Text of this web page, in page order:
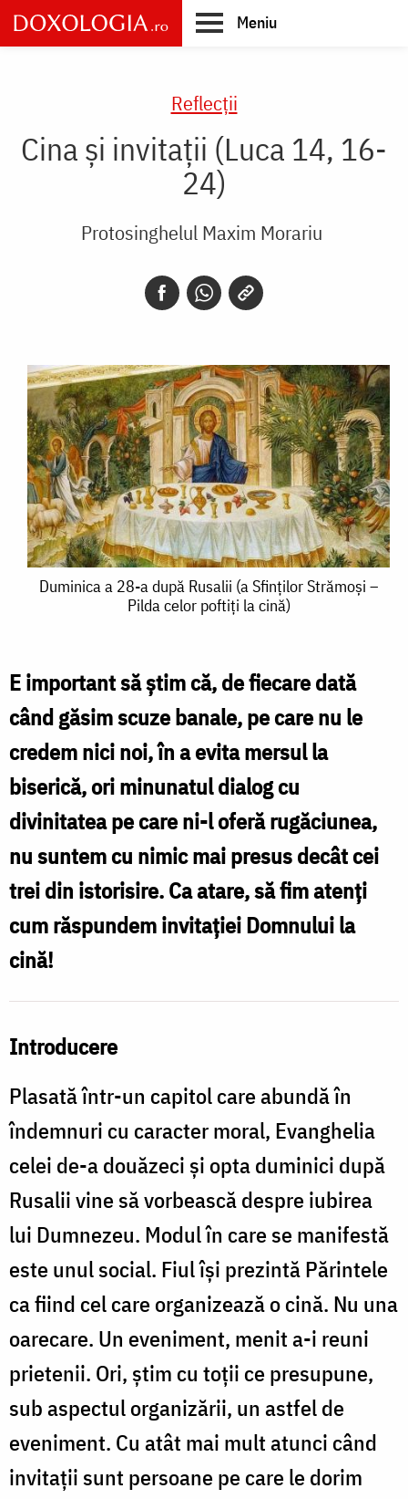
Skip
to
main
Meniu
Reflecții
Cina și invitații (Luca 14, 16-
24)
Protosinghelul Maxim Morariu
Duminica
a
după
Rusalii
Sfinților
–
Pilda
celor
poftiți
la
cină)
Duminica a 28-a după Rusalii (a Sfinților Strămoși –
Pilda celor poftiți la cină)
E important să știm că, de fiecare dată
când găsim scuze banale, pe care nu le
credem nici noi, în a evita mersul la
biserică, ori minunatul dialog cu
divinitatea pe care ni-l oferă rugăciunea,
nu suntem cu nimic mai presus decât cei
trei din istorisire. Ca atare, să fim atenți
cum răspundem invitației Domnului la
cină!
Introducere
Plasată într-un capitol care abundă în
îndemnuri cu caracter moral, Evanghelia
celei de-a douăzeci și opta duminici după
Rusalii vine să vorbească despre iubirea
lui Dumnezeu. Modul în care se manifestă
este unul social. Fiul își prezintă Părintele
ca fiind cel care organizează o cină. Nu una
oarecare. Un eveniment, menit a-i reuni
prietenii. Ori, știm cu toții ce presupune,
sub aspectul organizării, un astfel de
eveniment. Cu atât mai mult atunci când
invitații sunt persoane pe care le dorim